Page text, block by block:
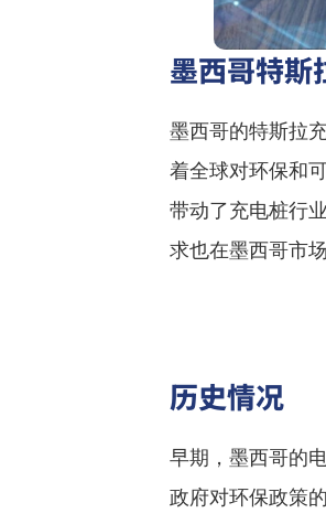
墨西哥特斯
墨西哥的特斯拉
着全球对环保和
带动了充电桩行
求也在墨西哥市
历史情况
早期，墨西哥的
政府对环保政策